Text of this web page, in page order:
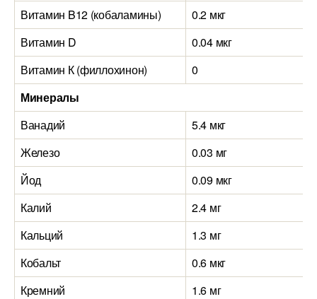
Витамин B12 (кобаламины)
0.2 мкг
Витамин D
0.04 мкг
Витамин К (филлохинон)
0
Минералы
Ванадий
5.4 мкг
Железо
0.03 мг
Йод
0.09 мкг
Калий
2.4 мг
Кальций
1.3 мг
Кобальт
0.6 мкг
Кремний
1.6 мг